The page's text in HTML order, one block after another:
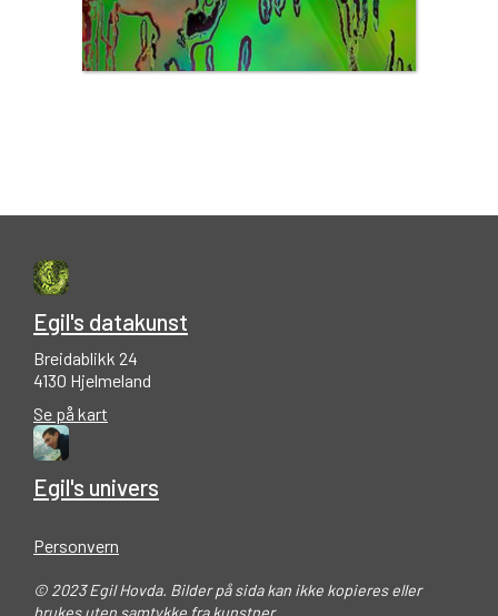
Egil's datakunst
Breidablikk 24
4130 Hjelmeland
Se på kart
Egil's univers
Personvern
© 2023 Egil Hovda. Bilder på sida kan ikke kopieres eller